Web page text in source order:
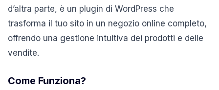
d’altra parte, è un plugin di WordPress che
trasforma il tuo sito in un negozio online completo,
offrendo una gestione intuitiva dei prodotti e delle
vendite.
Come Funziona?